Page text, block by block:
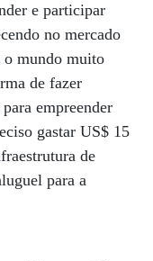
e participar
no mercado
o mundo muito
de fazer
empreender
gastar US$ 15
de
para a